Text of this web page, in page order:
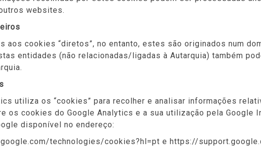
websites.
aos cookies “diretos”, no entanto, estes são originados num
entidades (não relacionadas/ligadas à Autarquia) também
utiliza os “cookies” para recolher e analisar informações
os cookies do Google Analytics e a sua utilização pela Google
disponível no endereço:
technologies/cookies?hl=pt e https://